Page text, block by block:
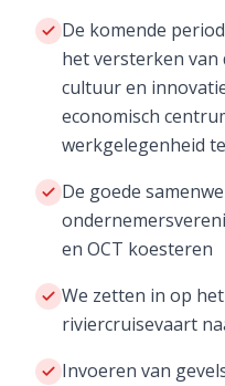
De komende
het versterken van
cultuur en
economisch
werkgelegenheid
De goede
en OCT koesteren
We zetten in op
riviercruisevaart
Invoeren van